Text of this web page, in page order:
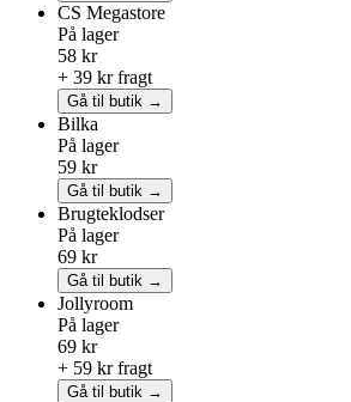
CS Megastore
På lager
58 kr
+ 39 kr fragt
Gå til butik →
Bilka
På lager
59 kr
Gå til butik →
Brugteklodser
På lager
69 kr
Gå til butik →
Jollyroom
På lager
69 kr
+ 59 kr fragt
Gå til butik →